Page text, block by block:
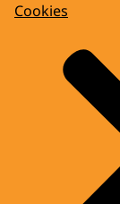
Cookies